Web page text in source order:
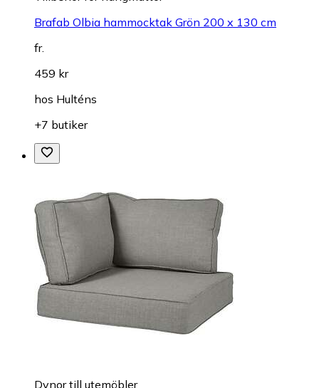
Brafab Olbia hammocktak Grön 200 x 130 cm
fr.
459 kr
hos Hulténs
+7 butiker
Dynor till utemöbler